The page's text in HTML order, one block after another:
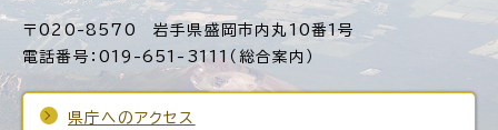
〒020-8570 岩手県盛岡市内丸10番1号
電話番号：019-651-3111（総合案内）
県庁へのアクセス